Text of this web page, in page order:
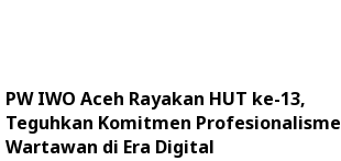
PW IWO Aceh Rayakan HUT ke-13,
Teguhkan Komitmen Profesionalisme
Wartawan di Era Digital